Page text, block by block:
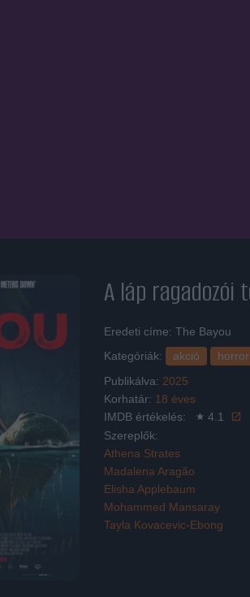
A láp ragadozói
Eredeti címe: The Bayou
Kategóriák:
akció horror
Publikálva: 2025
Korhatár: 18 éves
IMDB értékelés:
4.1
Szereplők:
Athena Strates
Madalena Aragão
Elisha Applebaum
Mohammed Mansaray
Tayla Kovacevic-Ebong